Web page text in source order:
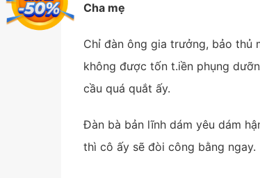
Cha mẹ
Chỉ đàn ông gia trưởng, bảo thủ
không được tốn t.iền phụng
cầu quá quắt ấy.
Đàn bà bản lĩnh dám yêu dám
thì cô ấy sẽ đòi công bằng ngay.